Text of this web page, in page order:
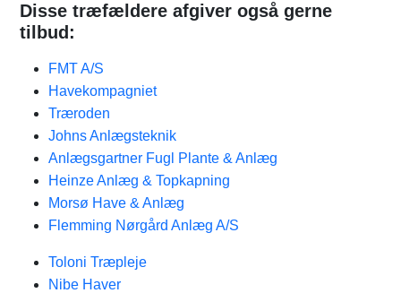
Disse træfældere afgiver også gerne
tilbud:
FMT A/S
Havekompagniet
Træroden
Johns Anlægsteknik
Anlægsgartner Fugl Plante & Anlæg
Heinze Anlæg & Topkapning
Morsø Have & Anlæg
Flemming Nørgård Anlæg A/S
Toloni Træpleje
Nibe Haver